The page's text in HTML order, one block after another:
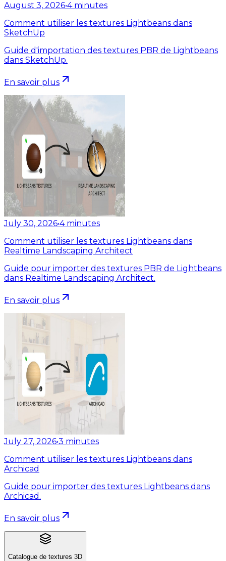
August 3, 2026•4 minutes
Comment utiliser les textures Lightbeans dans
SketchUp
Guide d'importation des textures PBR de Lightbeans
dans SketchUp.
En savoir plus
July 30, 2026•4 minutes
Comment utiliser les textures Lightbeans dans
Realtime Landscaping Architect
Guide pour importer des textures PBR de Lightbeans
dans Realtime Landscaping Architect.
En savoir plus
July 27, 2026•3 minutes
Comment utiliser les textures Lightbeans dans
Archicad
Guide pour importer des textures Lightbeans dans
Archicad.
En savoir plus
Catalogue de textures 3D